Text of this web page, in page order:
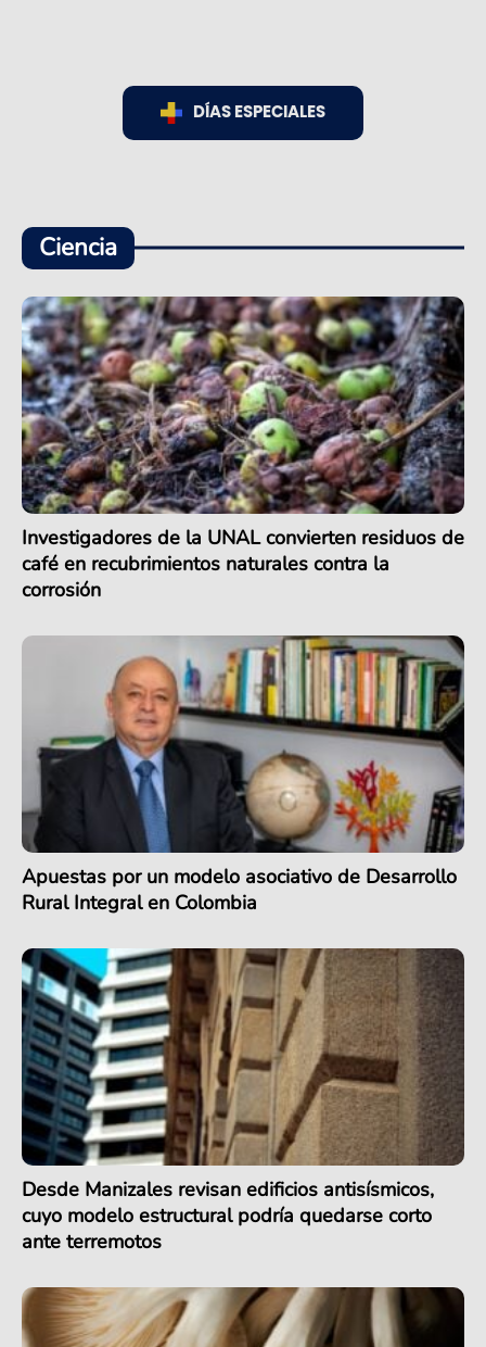
DÍAS ESPECIALES
Ciencia
Investigadores de la UNAL convierten residuos de
café en recubrimientos naturales contra la
corrosión
Apuestas por un modelo asociativo de Desarrollo
Rural Integral en Colombia
Desde Manizales revisan edificios antisísmicos,
cuyo modelo estructural podría quedarse corto
ante terremotos